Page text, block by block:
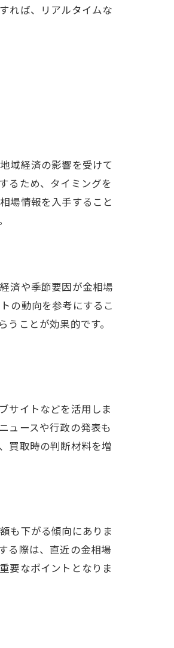
れば、リアルタイムな
域経済の影響を受けて
るため、タイミングを
場情報を入手すること
済や季節要因が金相場
の動向を参考にするこ
ことが効果的です。
サイトなどを活用しま
ュースや行政の発表も
買取時の判断材料を増
も下がる傾向にありま
る際は、直近の金相場
要なポイントとなりま